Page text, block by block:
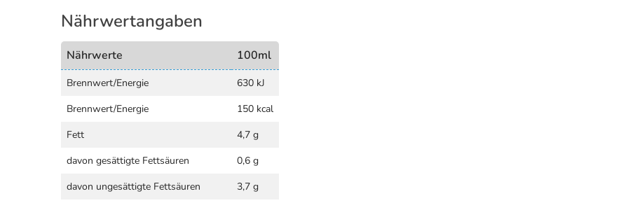
Nährwertangaben
Nährwerte 100ml
Brennwert/Energie
630 kJ
Brennwert/Energie
150 kcal
Fett
4,7 g
davon gesättigte Fettsäuren
0,6 g
davon ungesättigte Fettsäuren
3,7 g